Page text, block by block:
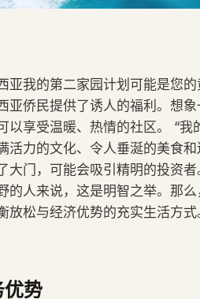
亚我的第二家园计划可能是您
侨民提供了诱人的福利。想
享受温暖、热情的社区。 “我
活力的文化、令人垂涎的美食
大门，可能会吸引精明的投资
的人来说，这是明智之举。那
放松与经济优势的充实生活方
优势